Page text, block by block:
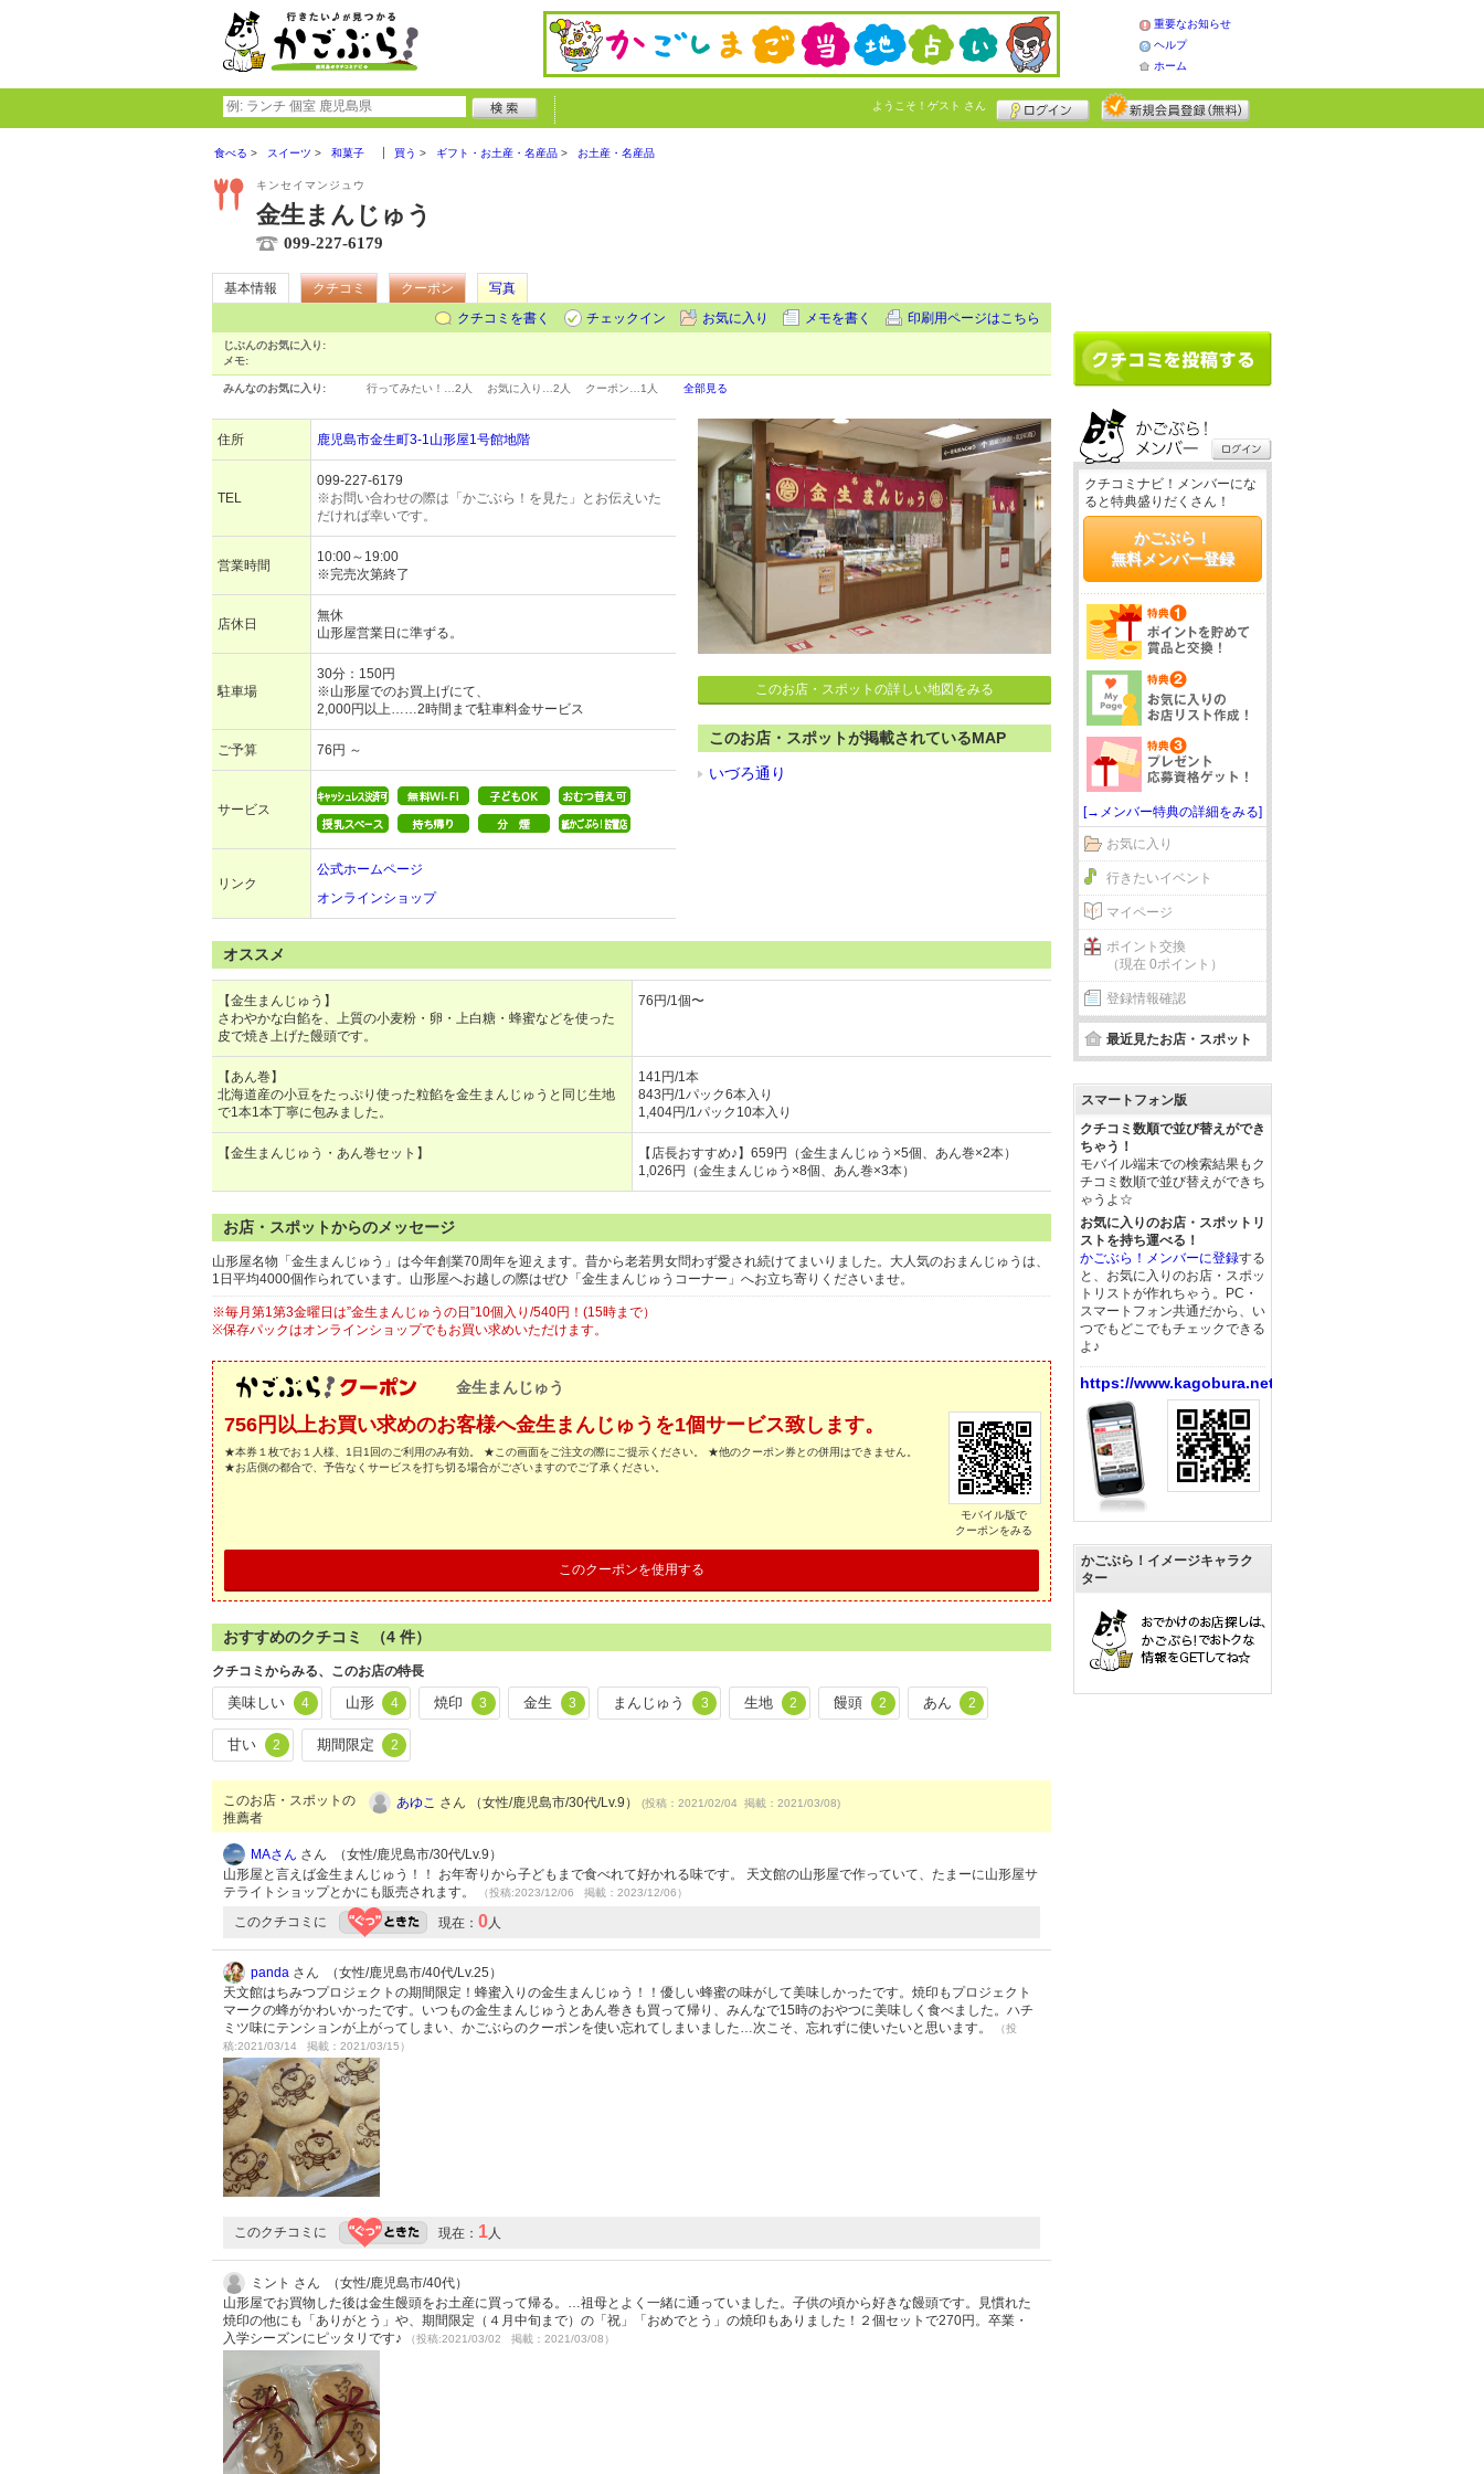
重要なお知らせ
ヘルプ
ホーム
ようこそ！ ゲスト さん
食べる スイーツ 和菓子 買う ギフト・お土産・名産品 お土産・名産品
キンセイマンジュウ
金生まんじゅう
099-227-6179
基本情報 クチコミ クーポン
写真
クチコミを書く
チェックイン お気に入り メモを書く 印刷用ページはこちら
じぶんのお気に入り:
メモ:
みんなのお気に入り: 行ってみたい！… 2人 お気に入り… 2人 クーポン… 1人 全部見る
住所 鹿児島市金生町3-1山形屋1号館地階
TEL
099-227-6179
※お問い合わせの際は「かごぶら！を見た」とお伝えいた
だければ幸いです。
営業時間
10:00～19:00
※完売次第終了
店休日
無休
山形屋営業日に準ずる。
駐車場
30分：150円
※山形屋でのお買上げにて、
2,000円以上……2時間まで駐車料金サービス
ご予算 76円 ～
サービス
リンク
公式ホームページ
オンラインショップ
このお店・スポットの詳しい地図をみる
このお店・スポットが掲載されているMAP
いづろ通り
オススメ
【金生まんじゅう】
さわやかな白餡を、上質の小麦粉・卵・上白糖・蜂蜜などを使った
皮で焼き上げた饅頭です。
76円/1個〜
【あん巻】
北海道産の小豆をたっぷり使った粒餡を金生まんじゅうと同じ生地
で1本1本丁寧に包みました。
141円/1本
843円/1パック6本入り
1,404円/1パック10本入り
【金生まんじゅう・あん巻セット】
【店長おすすめ♪】659円（金生まんじゅう×5個、あん巻×2本）
1,026円（金生まんじゅう×8個、あん巻×3本）
お店・スポットからのメッセージ
山形屋名物「金生まんじゅう」は今年創業70周年を迎えます。昔から老若男女問わず愛され続けてまいりました。大人気のおまんじゅうは、
1日平均4000個作られています。山形屋へお越しの際はぜひ「金生まんじゅうコーナー」へお立ち寄りくださいませ。
※毎月第1第3金曜日は”金生まんじゅうの日”10個入り/540円！(15時まで）
※保存パックはオンラインショップでもお買い求めいただけます。
金生まんじゅう
756円以上お買い求めのお客様へ金生まんじゅうを1個サービス致します。
★本券１枚でお１人様、1日1回のご利用のみ有効。 ★この画面をご注文の際にご提示ください。 ★他のクーポン券との併用はできません。
★お店側の都合で、予告なくサービスを打ち切る場合がございますのでご了承ください。
モバイル版で
クーポンをみる
このクーポンを使用する
おすすめのクチコミ （4 件）
クチコミからみる、このお店の特長
美味しい 4 山形 4 焼印 3 金生 3 まんじゅう 3 生地 2 饅頭 2 あん 2
甘い 2 期間限定 2
このお店・スポットの
推薦者
あゆこ さん （女性/鹿児島市/30代/Lv.9） (投稿：2021/02/04 掲載：2021/03/08)
MAさん さん （女性/鹿児島市/30代/Lv.9）
山形屋と言えば金生まんじゅう！！ お年寄りから子どもまで食べれて好かれる味です。 天文館の山形屋で作っていて、たまーに山形屋サ
テライトショップとかにも販売されます。
（投稿:2023/12/06 掲載：2023/12/06）
このクチコミに 現在： 0人
panda さん （女性/鹿児島市/40代/Lv.25）
天文館はちみつプロジェクトの期間限定！蜂蜜入りの金生まんじゅう！！優しい蜂蜜の味がして美味しかったです。焼印もプロジェクト
マークの蜂がかわいかったです。いつもの金生まんじゅうとあん巻きも買って帰り、みんなで15時のおやつに美味しく食べました。ハチ
ミツ味にテンションが上がってしまい、かごぶらのクーポンを使い忘れてしまいました…次こそ、忘れずに使いたいと思います。
（投
稿:2021/03/14 掲載：2021/03/15）
このクチコミに 現在： 1人
ミント さん （女性/鹿児島市/40代）
山形屋でお買物した後は金生饅頭をお土産に買って帰る。…祖母とよく一緒に通っていました。子供の頃から好きな饅頭です。見慣れた
焼印の他にも「ありがとう」や、期間限定（４月中旬まで）の「祝」「おめでとう」の焼印もありました！２個セットで270円。卒業・
入学シーズンにピッタリです♪
（投稿:2021/03/02 掲載：2021/03/08）
クチコミナビ！メンバーにな
ると特典盛りだくさん！
かごぶら！
無料メンバー登録
[→メンバー特典の詳細をみる]
お気に入り
行きたいイベント
マイページ
ポイント交換
（現在 0ポイント）
登録情報確認
最近見たお店・スポット
スマートフォン版
クチコミ数順で並び替えができ
ちゃう！
モバイル端末での検索結果もク
チコミ数順で並び替えができち
ゃうよ☆
お気に入りのお店・スポットリ
ストを持ち運べる！
かごぶら！メンバーに登録する
と、お気に入りのお店・スポッ
トリストが作れちゃう。PC・
スマートフォン共通だから、い
つでもどこでもチェックできる
よ♪
https://www.kagobura.net/
かごぶら！イメージキャラク
ター